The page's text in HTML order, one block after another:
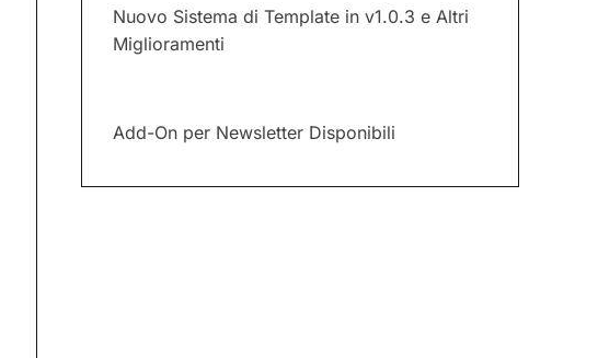
Nuovo Sistema di Template in v1.0.3 e Altri
Miglioramenti
Add-On per Newsletter Disponibili